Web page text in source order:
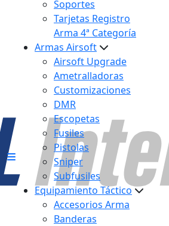
Soportes
Tarjetas Registro
Arma 4ª Categoría
Armas Airsoft
Airsoft Upgrade
Ametralladoras
Customizaciones
DMR
Escopetas
Fusiles
Pistolas
Sniper
Subfusiles
Equipamiento Táctico
Accesorios Arma
Banderas